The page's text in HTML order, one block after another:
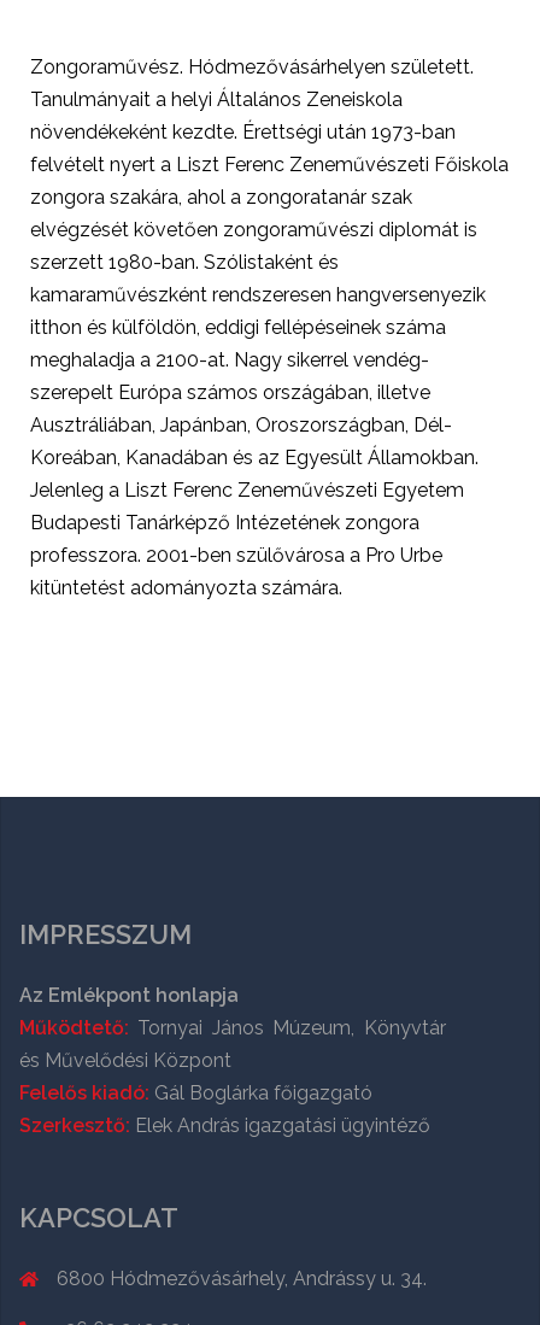
Zongoraművész. Hódmezővásárhelyen született.
Tanulmányait a helyi Általános Zeneiskola
növendékeként kezdte. Érettségi után 1973-ban
felvételt nyert a Liszt Ferenc Zeneművészeti Főiskola
zongora szakára, ahol a zongoratanár szak
elvégzését követően zongoraművészi diplomát is
szerzett 1980-ban. Szólistaként és
kamaraművészként rendszeresen hangversenyezik
itthon és külföldön, eddigi fellépéseinek száma
meghaladja a 2100-at. Nagy sikerrel vendég-
szerepelt Európa számos országában, illetve
Ausztráliában, Japánban, Oroszországban, Dél-
Koreában, Kanadában és az Egyesült Államokban.
Jelenleg a Liszt Ferenc Zeneművészeti Egyetem
Budapesti Tanárképző Intézetének zongora
professzora. 2001-ben szülővárosa a Pro Urbe
kitüntetést adományozta számára.
IMPRESSZUM
Az Emlékpont honlapja
Működtető: Tornyai János Múzeum, Könyvtár
és Művelődési Központ
Felelős kiadó: Gál Boglárka főigazgató
Szerkesztő: Elek András igazgatási ügyintéző
KAPCSOLAT
6800 Hódmezővásárhely, Andrássy u. 34.